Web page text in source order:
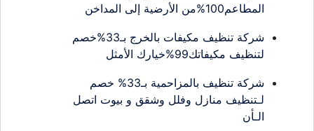
المطاعم100%من الأرضية إلى المداخن
شركة تنظيف مكيفات بالخرج بـ33%خصم
لتنظيف مكيفاتك99%خيارك الأمثل
شركة تنظيف بالمزاحمية بـ33% خصم
لـتنظيف منازل وفلل وشقق و بيوت اتصل
الـأن